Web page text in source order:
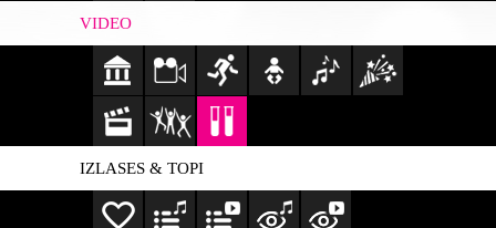
VIDEO
IZLASES & TOPI